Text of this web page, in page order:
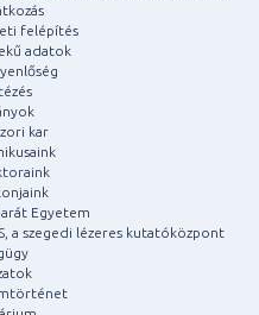
felépítés
adatok
kar
Egyetem
a szegedi lézeres kutatóközpont